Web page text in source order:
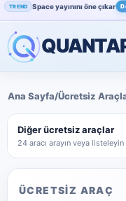
TREND Space yayınını öne çıkar
POPÜLER Instagram beğenini artır
Ana Sayfa/Ücretsiz
ÜCRETSİZ ARAÇ
Diğer ücretsiz araçlar
24 aracı arayın veya listeleyin